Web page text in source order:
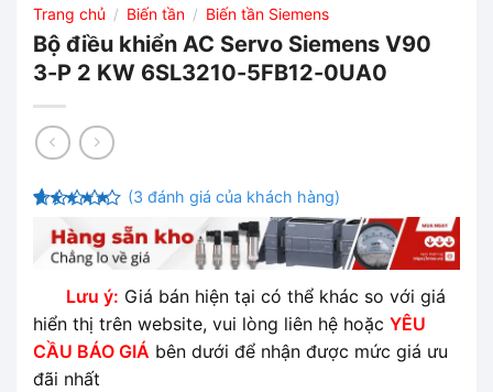
Trang chủ / Biến tần / Biến tần Siemens
Bộ điều khiển AC Servo Siemens V90
3-P 2 KW 6SL3210-5FB12-0UA0
4.33trên
5 dựa
trênđánh
(3 đánh giá của khách hàng)
Lưu ý: Giá bán hiện tại có thể khác so với giá
hiển thị trên website, vui lòng liên hệ hoặc YÊU
CẦU BÁO GIÁ bên dưới để nhận được mức giá ưu
đãi nhất